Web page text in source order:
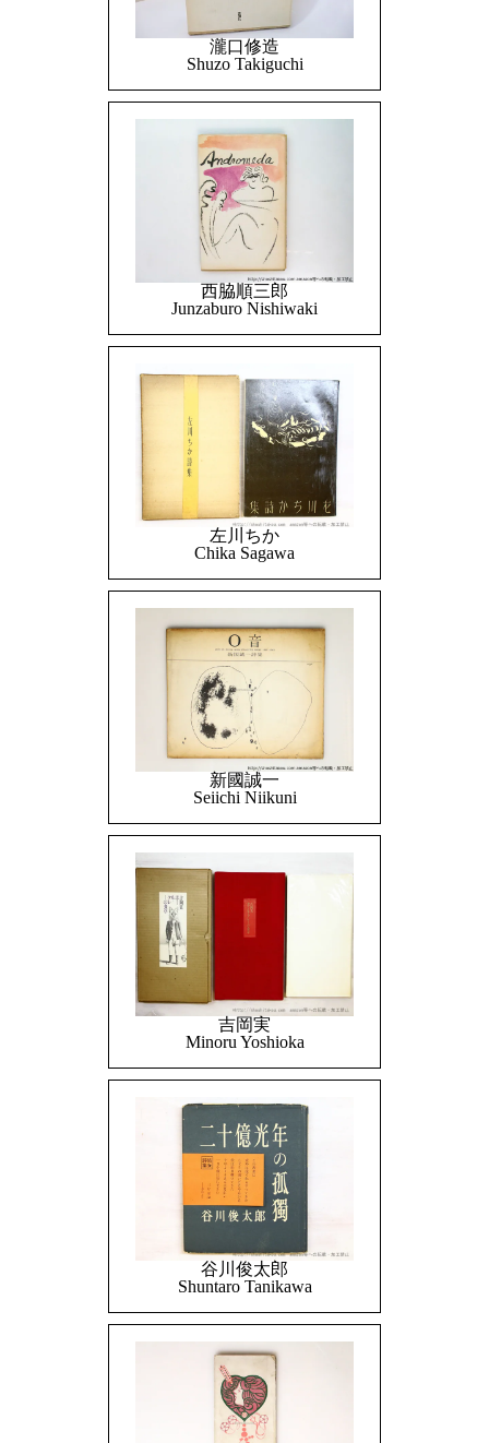
瀧口修造
Shuzo Takiguchi
西脇順三郎
Junzaburo Nishiwaki
左川ちか
Chika Sagawa
新國誠一
Seiichi Niikuni
吉岡実
Minoru Yoshioka
谷川俊太郎
Shuntaro Tanikawa